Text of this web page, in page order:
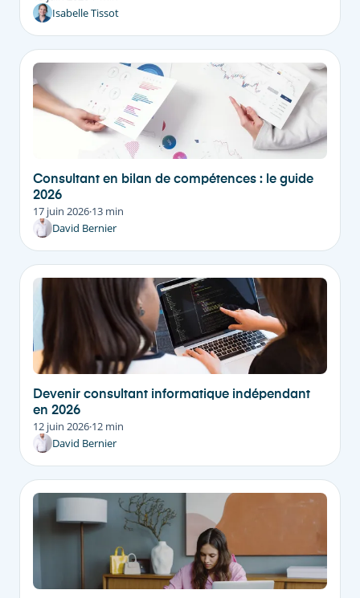
Isabelle Tissot
Consultant en bilan de compétences : le guide
2026
17 juin 2026·13 min
David Bernier
Devenir consultant informatique indépendant
en 2026
12 juin 2026·12 min
David Bernier